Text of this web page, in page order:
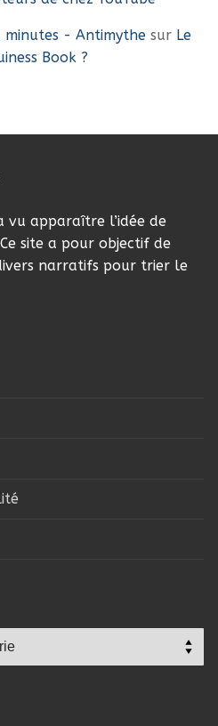
minutes - Antimythe sur Le
Book ?
vu apparaître l’idée de
site a pour objectif de
narratifs pour trier le